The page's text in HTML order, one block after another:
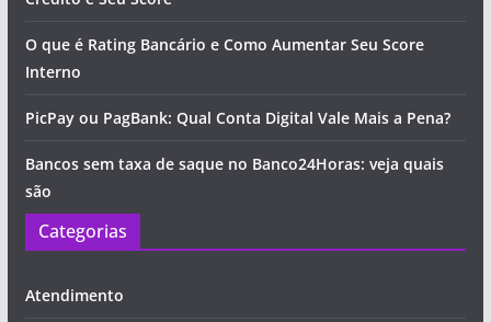
O que é Rating Bancário e Como Aumentar Seu Score
Interno
PicPay ou PagBank: Qual Conta Digital Vale Mais a Pena?
Bancos sem taxa de saque no Banco24Horas: veja quais
são
Categorias
Atendimento